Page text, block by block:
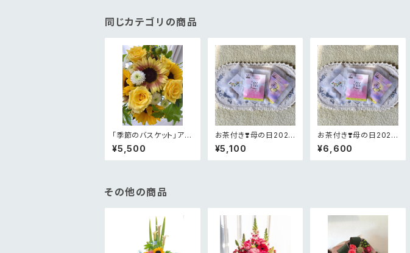
同じカテゴリの商品
「季節のバスケット」アレ
ンジメント¥5,000
¥5,500
お茶付き❣️母の日2026
限定メルシーピンクアレ
ンジメント
¥5,100
お茶付き❣️母の日2026
生花お花畑BOXフラワ
ー
¥6,600
その他の商品